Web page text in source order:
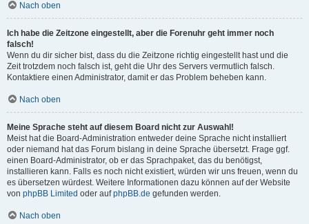
Nach oben
Ich habe die Zeitzone eingestellt, aber die Forenuhr geht immer noch
falsch!
Wenn du dir sicher bist, dass du die Zeitzone richtig eingestellt hast und die
Zeit trotzdem noch falsch ist, geht die Uhr des Servers vermutlich falsch.
Kontaktiere einen Administrator, damit er das Problem beheben kann.
Nach oben
Meine Sprache steht auf diesem Board nicht zur Auswahl!
Meist hat die Board-Administration entweder deine Sprache nicht installiert
oder niemand hat das Forum bislang in deine Sprache übersetzt. Frage ggf.
einen Board-Administrator, ob er das Sprachpaket, das du benötigst,
installieren kann. Falls es noch nicht existiert, würden wir uns freuen, wenn du
es übersetzen würdest. Weitere Informationen dazu können auf der Website
von phpBB Limited oder aufphpBB.de gefunden werden.
Nach oben